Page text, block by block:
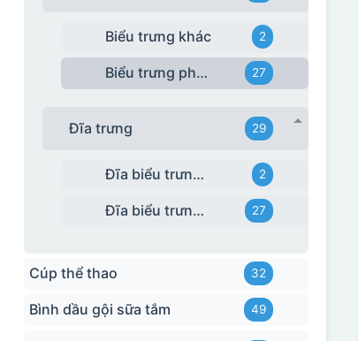
Biểu trưng khác 2
Biểu trưng pha lê 27
Đĩa trưng 29
Đĩa biểu trưng khác 2
Đĩa biểu trưng sứ BT 27
Cúp thể thao 32
Bình dầu gội sữa tắm 49